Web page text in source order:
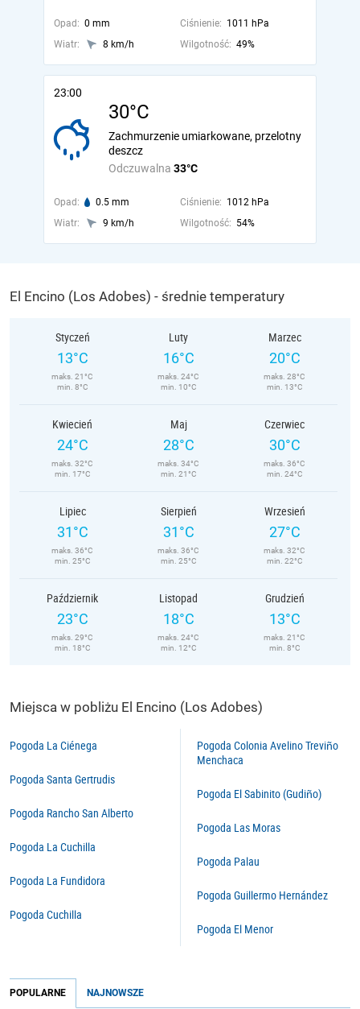
Opad: 0 mm Ciśnienie: 1011 hPa
Wiatr:
8 km/h Wilgotność: 49%
23:00
30°C
Odczuwalna 33°C
Zachmurzenie umiarkowane, przelotny
deszcz
Opad: 0.5 mm Ciśnienie: 1012 hPa
Wiatr:
9 km/h Wilgotność: 54%
El Encino (Los Adobes) - średnie temperatury
Styczeń
13°C
maks. 21°C
min. 8°C
Luty
16°C
maks. 24°C
min. 10°C
Marzec
20°C
maks. 28°C
min. 13°C
Kwiecień
24°C
maks. 32°C
min. 17°C
Maj
28°C
maks. 34°C
min. 21°C
Czerwiec
30°C
maks. 36°C
min. 24°C
Lipiec
31°C
maks. 36°C
min. 25°C
Sierpień
31°C
maks. 36°C
min. 25°C
Wrzesień
27°C
maks. 32°C
min. 22°C
Październik
23°C
maks. 29°C
min. 18°C
Listopad
18°C
maks. 24°C
min. 12°C
Grudzień
13°C
maks. 21°C
min. 8°C
Miejsca w pobliżu El Encino (Los Adobes)
Pogoda La Ciénega
Pogoda Santa Gertrudis
Pogoda Rancho San Alberto
Pogoda La Cuchilla
Pogoda La Fundidora
Pogoda Cuchilla
Pogoda Colonia Avelino Treviño
Menchaca
Pogoda El Sabinito (Gudiño)
Pogoda Las Moras
Pogoda Palau
Pogoda Guillermo Hernández
Pogoda El Menor
POPULARNE NAJNOWSZE